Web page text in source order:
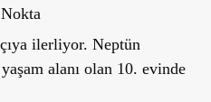
ilerliyor. Neptün
alanı olan 10. evinde